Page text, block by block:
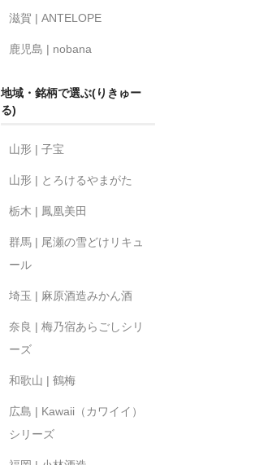
滋賀 | ANTELOPE
鹿児島 | nobana
地域・銘柄で選ぶ(りきゅー
る)
山形 | 子宝
山形 | とろけるやまがた
栃木 | 鳳凰美田
群馬 | 尾瀬の雪どけリキュ
ール
埼玉 | 麻原酒造みかん酒
奈良 | 梅乃宿あらごしシリ
ーズ
和歌山 | 鶴梅
広島 | Kawaii（カワイイ）
シリーズ